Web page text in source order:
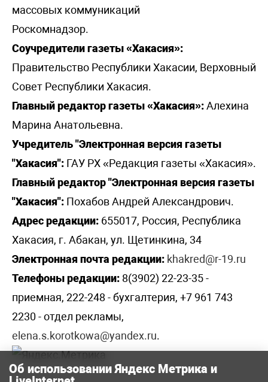
массовых коммуникаций
Роскомнадзор.
Соучредители газеты «Хакасия»:
Правительство Республики Хакасии, Верховный
Совет Республики Хакасия.
Главный редактор газеты «Хакасия»:Алехина
Марина Анатольевна.
Учредитель "Электронная версия газеты
"Хакасия": ГАУ РХ «Редакция газеты «Хакасия».
Главный редактор "Электронная версия газеты
"Хакасия": Похабов Андрей Александрович.
Адрес редакции: 655017, Россия, Республика
Хакасия, г. Абакан, ул. Щетинкина, 34
Электронная почта редакции: khakred@r-19.ru
Телефоны редакции: 8(3902) 22-23-35 -
приемная, 222-248 - бухгалтерия, +7 961 743
2230 - отдел рекламы,
elena.s.korotkowa@yandex.ru.
Об использовании Яндекс Метрика и